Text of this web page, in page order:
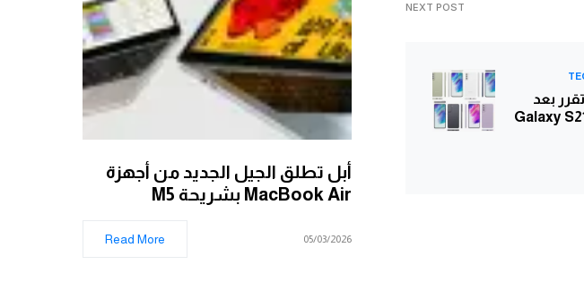
NEXT POST
بعد
أبل تطلق الجيل الجديد من أجهزة
MacBook Air بشريحة M5
05/03/2026
Read More